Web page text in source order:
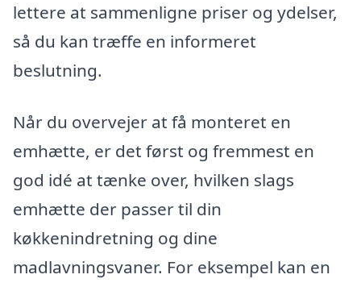
lettere at sammenligne priser og ydelser,
så du kan træffe en informeret
beslutning.
Når du overvejer at få monteret en
emhætte, er det først og fremmest en
god idé at tænke over, hvilken slags
emhætte der passer til din
køkkenindretning og dine
madlavningsvaner. For eksempel kan en